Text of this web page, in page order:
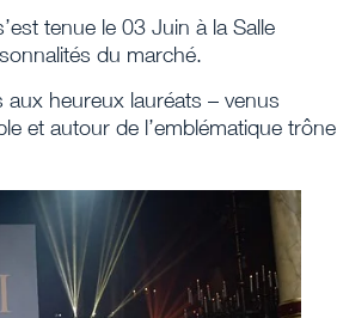
tenue le 03 Juin à la Salle
du marché.
heureux lauréats – venus
et autour de l’emblématique trône